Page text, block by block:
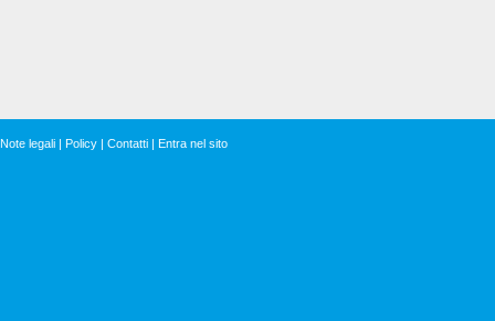
Note legali | Policy | Contatti | Entra nel sito